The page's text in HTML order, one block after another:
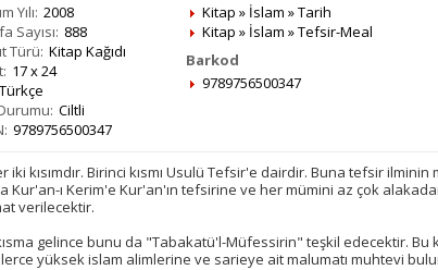
Yılı: 2008
Sayısı: 888
Türü: Kitap Kağıdı
17 x 24
Türkçe
Ciltli
9789756500347
Kitap » İslam »Tarih
Kitap » İslam »Tefsir-Meal
Barkod
9789756500347
iki kısımdır. Birinci kısmı Usulü Tefsir'e dairdir. Buna tefsir
Kur'an-ı Kerim'e Kur'an'ın tefsirine ve her mümini az çok
verilecektir.
gelince bunu da "Tabakatü'l-Müfessirin" teşkil edecektir. Bu
yüksek islam alimlerine ve sarieye ait malumatı muhtevi